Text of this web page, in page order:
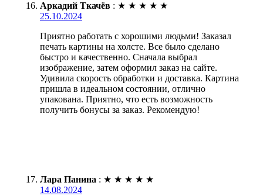
Аркадий Ткачёв : ★ ★ ★ ★ ★
25.10.2024
Приятно работать с хорошими людьми! Заказал
печать картины на холсте. Все было сделано
быстро и качественно. Сначала выбрал
изображение, затем оформил заказ на сайте.
Удивила скорость обработки и доставка. Картина
пришла в идеальном состоянии, отлично
упакована. Приятно, что есть возможность
получить бонусы за заказ. Рекомендую!
Лара Панина : ★ ★ ★ ★ ★
14.08.2024